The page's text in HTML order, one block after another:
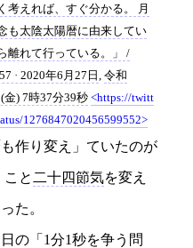
考えれば、すぐ分かる。 月
も太陰太陽暦に由来してい
離れて行っている。」 /
· 2020年6月27日 令和
金) 7時37分39秒
https://twitt
1276847020456599552
作り変え」ていたのが
と 二十四節気を変え
た。
の「1分1秒を争う問